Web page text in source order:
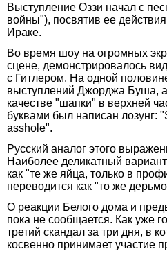
Выступление Оззи начал с
войны"), посвятив ее
Ираке.
Во время шоу на огромных
сцене, демонстрировалось
с Гитлером. На одной
выступлений Джорджа Буша, а
качестве "шапки" в верхней
буквами был написан лозунг:
asshole".
Русский аналог этого
Наиболее деликатный
как "те же яйца, только в
переводится как "то же
О реакции Белого дома и
пока не сообщается. Как уже
третий скандал за три дня, в
косвенно принимает участие